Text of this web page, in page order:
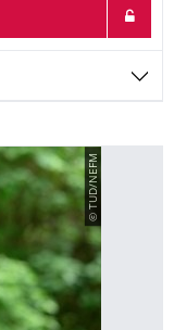
© TUD/NEFM